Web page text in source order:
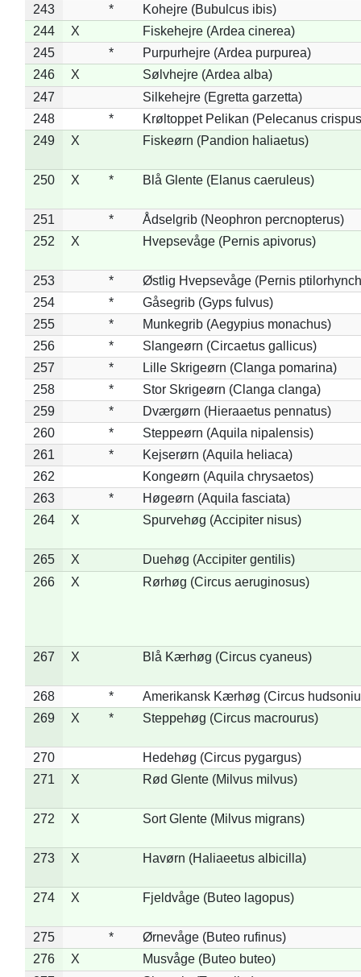
243
*
Kohejre (Bubulcus ibis)
244
X
Fiskehejre (Ardea cinerea)
245
*
Purpurhejre (Ardea purpurea)
246
X
Sølvhejre (Ardea alba)
247
Silkehejre (Egretta garzetta)
248
*
Krøltoppet Pelikan (Pelecanus
249
X Fiskeørn (Pandion haliaetus)
250 X * Blå Glente (Elanus caeruleus)
251 *
Ådselgrib (Neophron percnopterus)
252
X Hvepsevåge (Pernis apivorus)
253 *
Østlig Hvepsevåge (Pernis
254
*
Gåsegrib (Gyps fulvus)
255
*
Munkegrib (Aegypius monachus)
256
*
Slangeørn (Circaetus gallicus)
257
*
Lille Skrigeørn (Clanga pomarina)
258
*
Stor Skrigeørn (Clanga clanga)
259
*
Dværgørn (Hieraaetus pennatus)
260
*
Steppeørn (Aquila nipalensis)
261
*
Kejserørn (Aquila heliaca)
262
Kongeørn (Aquila chrysaetos)
263
*
Høgeørn (Aquila fasciata)
264
X Spurvehøg (Accipiter nisus)
265 X
Duehøg (Accipiter gentilis)
266
X Rørhøg (Circus aeruginosus)
267 X Blå Kærhøg (Circus cyaneus)
268 *
Amerikansk Kærhøg (Circus
269
X * Steppehøg (Circus macrourus)
270
Hedehøg (Circus pygargus)
271
X Rød Glente (Milvus milvus)
272 X Sort Glente (Milvus migrans)
273 X Havørn (Haliaeetus albicilla)
274 X Fjeldvåge (Buteo lagopus)
275 *
Ørnevåge (Buteo rufinus)
276
X
Musvåge (Buteo buteo)